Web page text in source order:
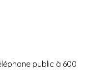
public à 600